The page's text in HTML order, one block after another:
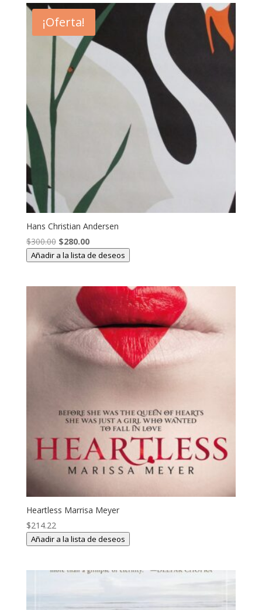
$150.00.$140.00.
¡Oferta!
Hans Christian Andersen
$300.00 El
precio
$300.00.
$280.00El
precio
$280.00.
Añadir a la lista de deseos
Heartless Marrisa Meyer
$214.22
Añadir a la lista de deseos